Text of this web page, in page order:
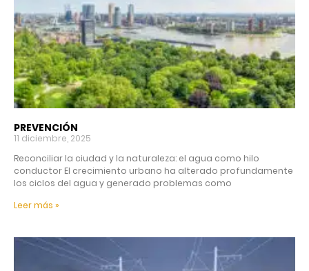
PREVENCIÓN
11 diciembre, 2025
Reconciliar la ciudad y la naturaleza: el agua como hilo
conductor El crecimiento urbano ha alterado profundamente
los ciclos del agua y generado problemas como
Leer más »